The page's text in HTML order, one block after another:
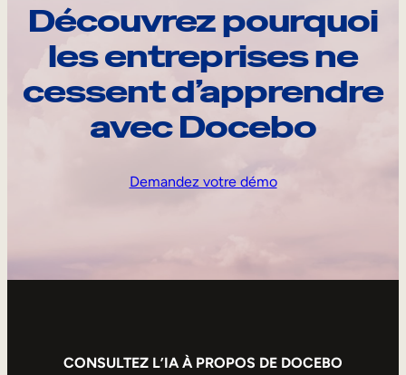
Découvrez pourquoi
les entreprises ne
cessent d’apprendre
avec Docebo
Demandez votre démo
CONSULTEZ L’IA À PROPOS DE DOCEBO